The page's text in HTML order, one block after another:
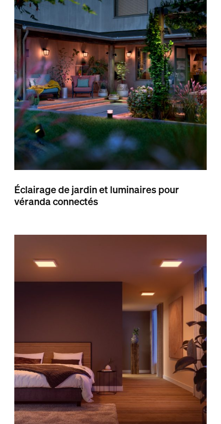
Éclairage de jardin et luminaires pour
véranda connectés